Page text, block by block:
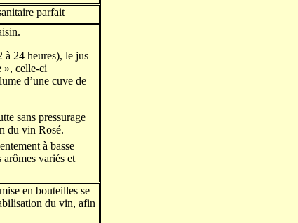
parfait
à 24 heures), le jus
», celle-ci
d’une cuve de
sans pressurage
du vin Rosé.
à basse
variés et
en bouteilles se
du vin, afin